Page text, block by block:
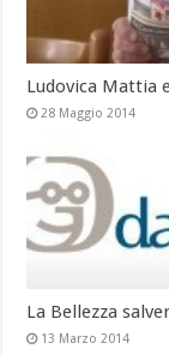
Ludovica Mattia
28 Maggio 2014
La Bellezza
13 Marzo 2014